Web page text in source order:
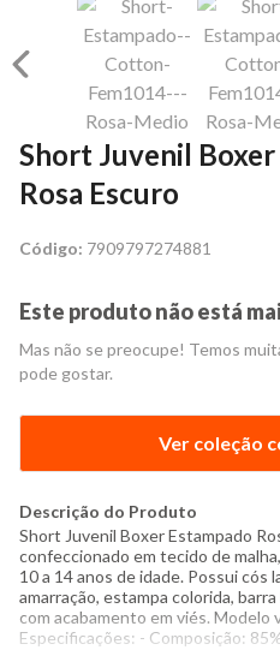
Short Juvenil
Rosa Escuro
Código: 7909797274881
Este produto não está
Mas não se preocupe! Temos
pode gostar.
Ver coleção
Descrição do Produto
Short Juvenil Boxer Estampado
confeccionado em tecido de
10 a 14 anos de idade. Possui cós
amarração, estampa colorida,
com acabamento em viés. Modelo
Especificações: - Composição: